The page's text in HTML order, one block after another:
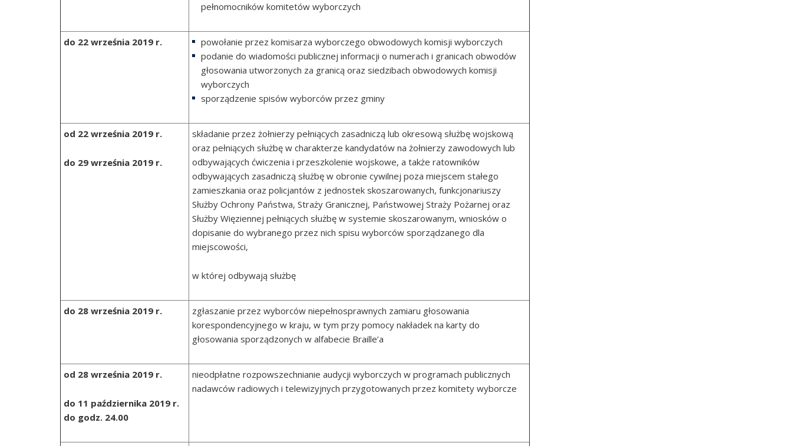
pełnomocników komitetów wyborczych
do 22 września 2019 r.
powołanie przez komisarza wyborczego obwodowych komisji wyborczych
podanie do wiadomości publicznej informacji o numerach i granicach obwodów
głosowania utworzonych za granicą oraz siedzibach obwodowych komisji
wyborczych
sporządzenie spisów wyborców przez gminy
od 22 września 2019 r.
do 29 września 2019 r.
składanie przez żołnierzy pełniących zasadniczą lub okresową służbę wojskową
oraz pełniących służbę w charakterze kandydatów na żołnierzy zawodowych lub
odbywających ćwiczenia i przeszkolenie wojskowe, a także ratowników
odbywających zasadniczą służbę w obronie cywilnej poza miejscem stałego
zamieszkania oraz policjantów z jednostek skoszarowanych, funkcjonariuszy
Służby Ochrony Państwa, Straży Granicznej, Państwowej Straży Pożarnej oraz
Służby Więziennej pełniących służbę w systemie skoszarowanym, wniosków o
dopisanie do wybranego przez nich spisu wyborców sporządzanego dla
miejscowości,
w której odbywają służbę
do 28 września 2019 r.
zgłaszanie przez wyborców niepełnosprawnych zamiaru głosowania
korespondencyjnego w kraju, w tym przy pomocy nakładek na karty do
głosowania sporządzonych w alfabecie Braille’a
od 28 września 2019 r.
do 11 października 2019 r.
do godz. 24.00
nieodpłatne rozpowszechnianie audycji wyborczych w programach publicznych
nadawców radiowych i telewizyjnych przygotowanych przez komitety wyborcze